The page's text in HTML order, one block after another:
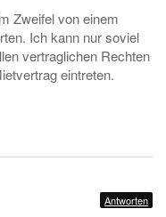
Zweifel von einem
Ich kann nur soviel
vertraglichen Rechten
eintreten.
Antworten